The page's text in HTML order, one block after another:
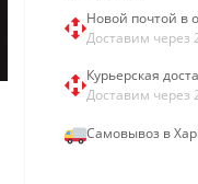
Новой почтой в
Доставим через
Курьерская
Доставим через
Самовывоз в